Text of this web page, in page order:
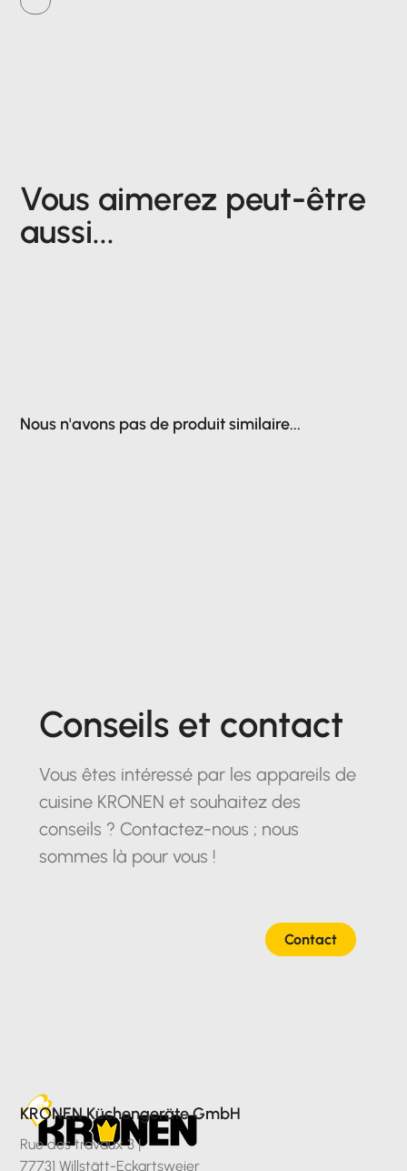
Vous aimerez peut-être
aussi...
Nous n'avons pas de produit similaire...
Conseils et contact
Vous êtes intéressé par les appareils de
cuisine KRONEN et souhaitez des
conseils ? Contactez-nous ; nous
sommes là pour vous !
Contact
KRONEN Küchengeräte GmbH
Rue des travaux 3 |
77731 Willstätt-Eckartsweier